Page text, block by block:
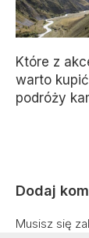
Które z
warto
podróży
Dodaj
Musisz się